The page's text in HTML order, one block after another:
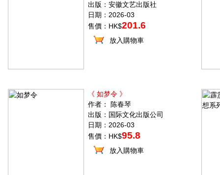
出版：安徽文艺出版社
日期：2026-03
售價：HK$201.6
放入購物車
《 如梦令 》
作者： 陈春琴
出版：国际文化出版公司
日期：2026-03
售價：HK$95.8
放入購物車